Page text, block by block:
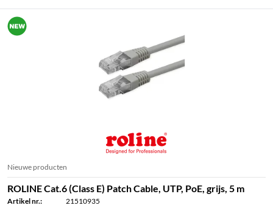
Nieuwe producten
ROLINE Cat.6 (Class E) Patch Cable, UTP, PoE, grijs, 5 m
Artikel nr.:
21510935